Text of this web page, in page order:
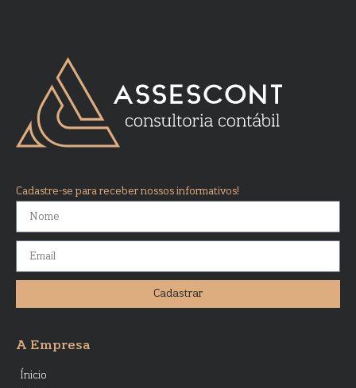
Cadastre-se para receber nossos informativos!
Cadastrar
A Empresa
Ínicio